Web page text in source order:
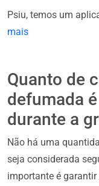
Psiu, temos um
mais
Quanto de
defumada
durante a
Não há uma
seja considerada
importante é